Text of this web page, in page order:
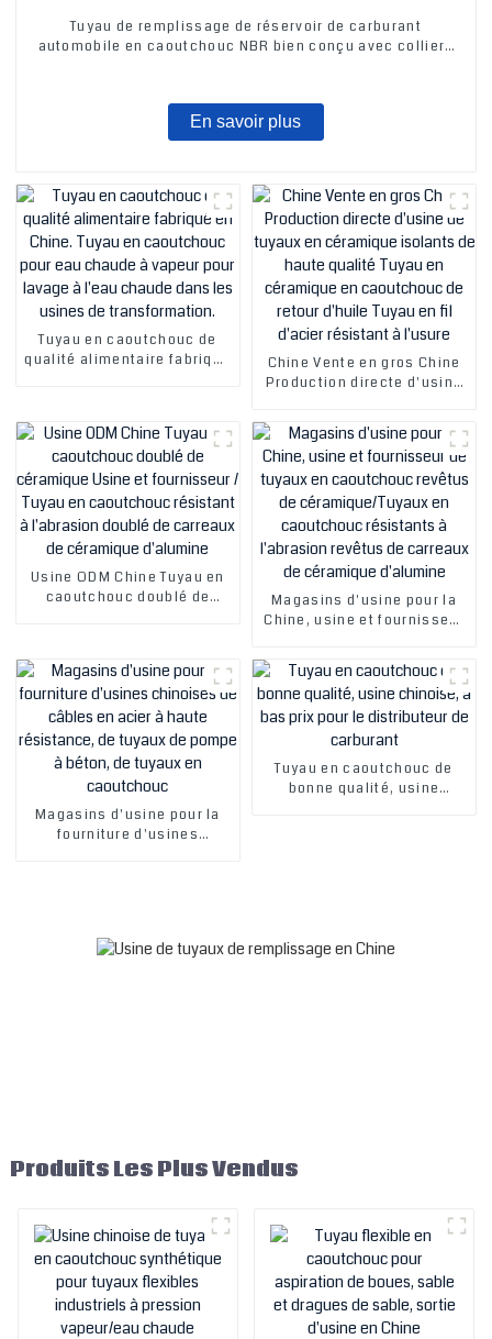
Tuyau de remplissage de réservoir de carburant
automobile en caoutchouc NBR bien conçu avec colliers
En savoir plus
Tuyau en caoutchouc de
qualité alimentaire fabriqué
lavage à l'eau chaude dans
les usines de
transformation.
Chine Vente en gros Chine
Production directe d'usine
isolants de haute qualité
Tuyau en céramique en
caoutchouc de retour
d'huile Tuyau en fil d'acier
résistant à l'usure
Usine ODM Chine Tuyau en
caoutchouc doublé de
l'abrasion doublé de
carreaux de céramique
d'alumine
Magasins d'usine pour la
Chine, usine et fournisseur
revêtus de
céramique/Tuyaux en
caoutchouc résistants à
l'abrasion revêtus de
carreaux de céramique
d'alumine
Magasins d'usine pour la
fourniture d'usines
Tuyau en caoutchouc de
bonne qualité, usine
Produits Les Plus Vendus